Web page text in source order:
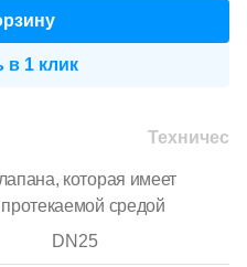
в 1 клик
которая имеет
средой
DN25